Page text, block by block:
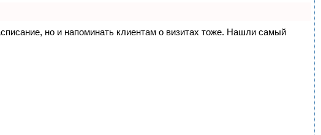
но и напоминать клиентам о визитах тоже. Нашли самый